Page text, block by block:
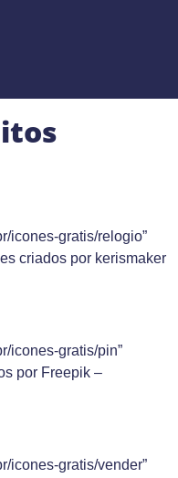
icones-gratis/relogio”
criados por kerismaker
icones-gratis/pin”
por Freepik –
icones-gratis/vender”